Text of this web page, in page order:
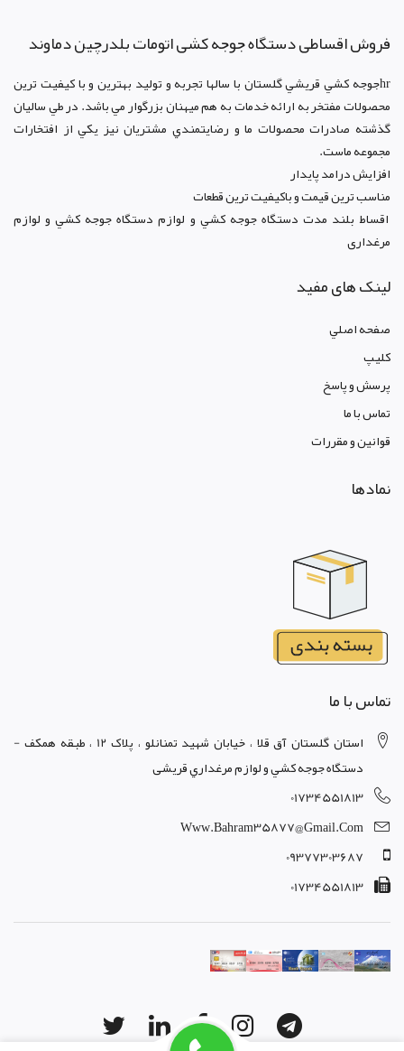
فروش اقساطی دستگاه جوجه کشی اتومات بلدرچین دماوند
hrجوجه کشي قريشي گلستان با سالها تجربه و توليد بهترين و با کيفيت ترين
محصولات مفتخر به ارائه خدمات به هم ميهنان بزرگوار مي باشد. در طي ساليان
گذشته صادرات محصولات ما و رضايتمندي مشتريان نيز يکي از افتخارات
مجموعه ماست.
افزايش درامد پايدار
مناسب ترين قيمت و باکيفيت ترين قطعات
اقساط بلند مدت دستگاه جوجه کشي و لوازم دستگاه جوجه کشي و لوازم
مرغداری
لینک های مفید
صفحه اصلي
کليپ
پرسش و پاسخ
تماس با ما
قوانين و مقررات
نمادها
تماس با ما
استان گلستان آق قلا ، خيابان شهيد تمنانلو ، پلاک 12 ، طبقه همکف -
دستگاه جوجه کشي و لوازم مرغداري قریشی
01734551813
Www.bahram35877@gmail.com
09377303687
01734551813